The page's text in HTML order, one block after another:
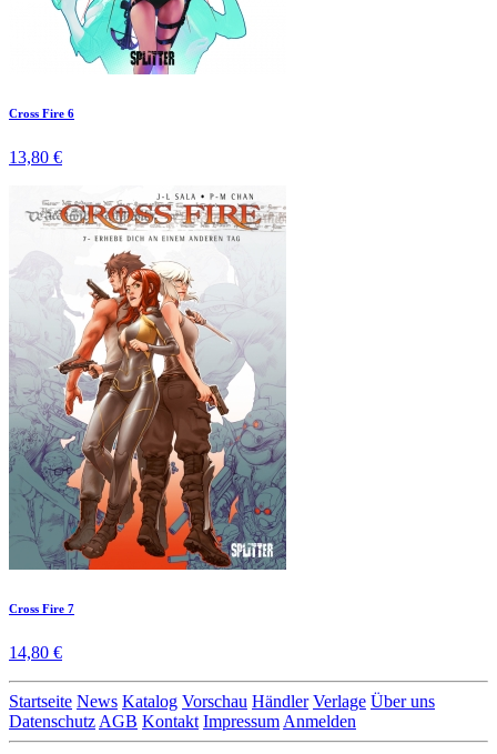
Cross Fire 6
13,80 €
Cross Fire 7
14,80 €
Startseite News Katalog Vorschau Händler Verlage Über uns
Datenschutz AGB Kontakt Impressum Anmelden